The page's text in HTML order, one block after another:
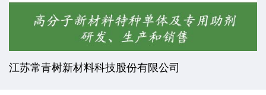
江苏常青树新材料科技股份有限公司